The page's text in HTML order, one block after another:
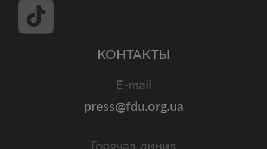
КОНТАКТЫ
E-mail
press@fdu.org.ua
Горячая линия